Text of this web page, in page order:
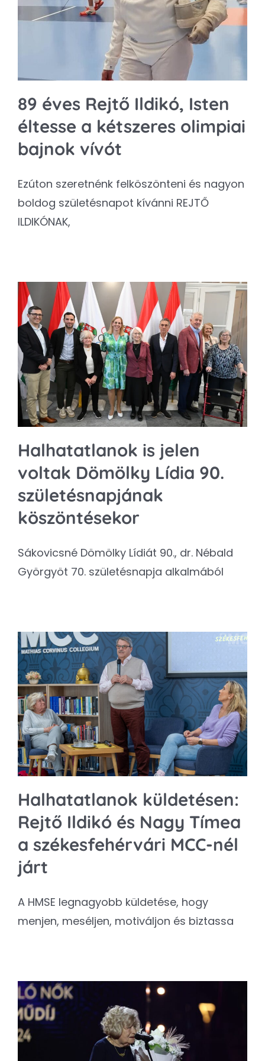
Kapcsolat
89 éves Rejtő Ildikó, Isten
éltesse a kétszeres olimpiai
bajnok vívót
Ezúton szeretnénk felköszönteni és nagyon
boldog születésnapot kívánni REJTŐ
ILDIKÓNAK,
Halhatatlanok is jelen
voltak Dömölky Lídia 90.
születésnapjának
köszöntésekor
Sákovicsné Dömölky Lídiát 90., dr. Nébald
Györgyöt 70. születésnapja alkalmából
Halhatatlanok küldetésen:
Rejtő Ildikó és Nagy Tímea
a székesfehérvári MCC-nél
járt
A HMSE legnagyobb küldetése, hogy
menjen, meséljen, motiváljon és biztassa